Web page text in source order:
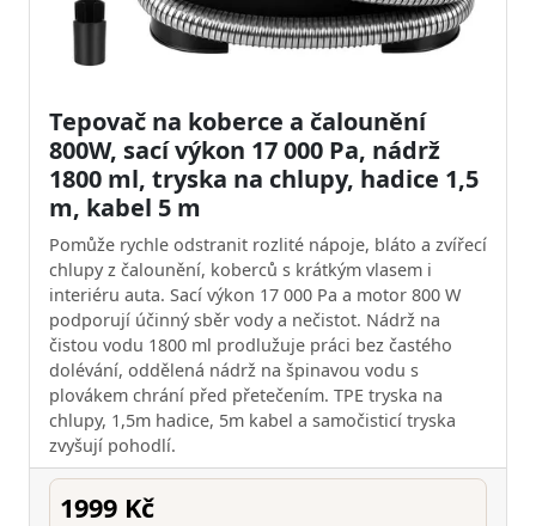
Tepovač na koberce a čalounění
800W, sací výkon 17 000 Pa, nádrž
1800 ml, tryska na chlupy, hadice 1,5
m, kabel 5 m
Pomůže rychle odstranit rozlité nápoje, bláto a zvířecí
chlupy z čalounění, koberců s krátkým vlasem i
interiéru auta. Sací výkon 17 000 Pa a motor 800 W
podporují účinný sběr vody a nečistot. Nádrž na
čistou vodu 1800 ml prodlužuje práci bez častého
dolévání, oddělená nádrž na špinavou vodu s
plovákem chrání před přetečením. TPE tryska na
chlupy, 1,5m hadice, 5m kabel a samočisticí tryska
zvyšují pohodlí.
1999 Kč